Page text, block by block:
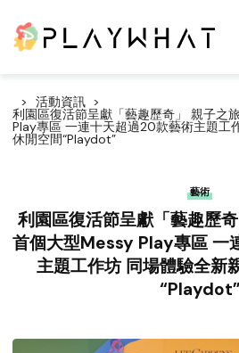
活動資訊
利園區復活節呈獻「藝趣歷奇」 親子之
Play專區 一連十天超過20款藝術主題工
休閒空間“Playdot”
藝術
利園區復活節呈獻「藝趣歷
首個大型Messy Play專區 一
主題工作坊 同場體驗全新親子玩樂休閒空間
“Playdot”